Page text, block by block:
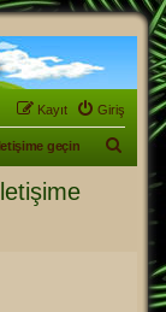
Giriş
Kayıt
geçin